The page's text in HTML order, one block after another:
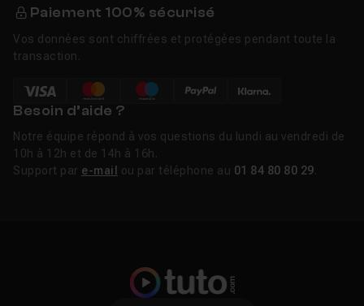
Paiement 100% sécurisé
Vos données sont chiffrées et protégées pendant toute la
transaction.
Besoin d’aide ?
Notre équipe répond à vos questions du lundi au vendredi de
10h à 12h et de 14h à 16h.
Support par e-mail ou par téléphone au 01 84 80 80 29